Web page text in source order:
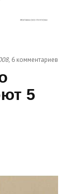
6 комментариев
5